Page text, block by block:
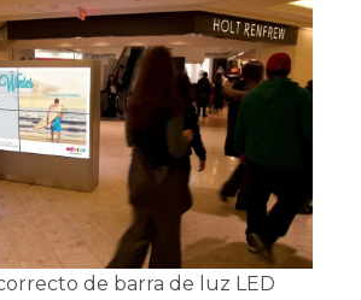
de barra de luz LED